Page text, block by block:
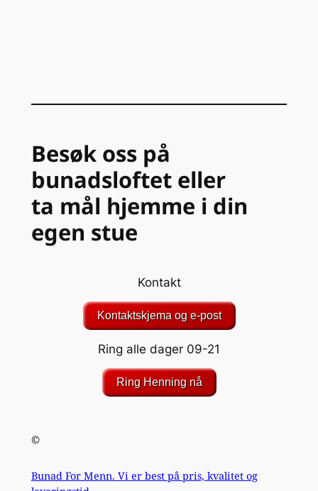
Besøk oss på
bunadsloftet eller
ta mål hjemme i din
egen stue
Kontakt
Kontaktskjema og e-post
Ring alle dager 09-21
Ring Henning nå
©
Bunad For Menn. Vi er best på pris, kvalitet og